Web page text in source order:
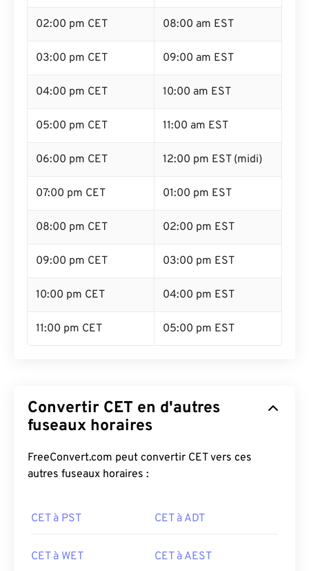
02:00 pm CET 08:00 am EST
03:00 pm CET 09:00 am EST
04:00 pm CET 10:00 am EST
05:00 pm CET 11:00 am EST
06:00 pm CET 12:00 pm EST (midi)
07:00 pm CET 01:00 pm EST
08:00 pm CET 02:00 pm EST
09:00 pm CET 03:00 pm EST
10:00 pm CET 04:00 pm EST
11:00 pm CET 05:00 pm EST
Convertir CET en d'autres
fuseaux horaires
FreeConvert.com peut convertir CET vers ces
autres fuseaux horaires :
CET à PST CET à ADT
CET à WET CET à AEST